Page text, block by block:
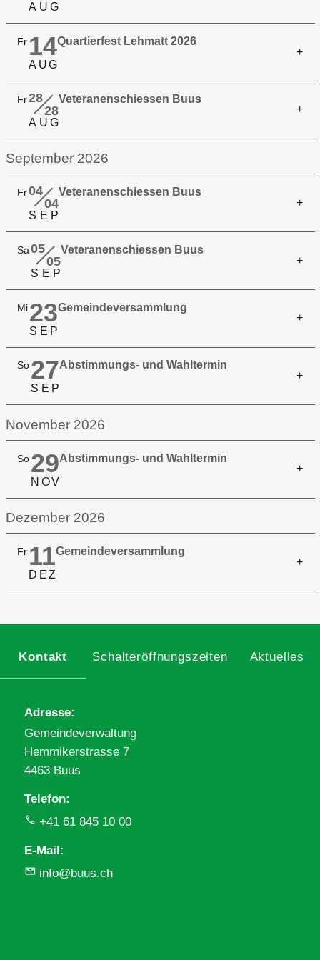
A U G
Fr 14
A UG
Quartierfest Lehmatt 2026
Fr28
28
A U G
Veteranenschiessen Buus
September 2026
Fr04
04
S E P
Veteranenschiessen Buus
Sa 05
05
S E P
Veteranenschiessen Buus
Mi23
S E P
Gemeindeversammlung
So27
S E P
Abstimmungs- und Wahltermin
November 2026
So29
N OV
Abstimmungs- und Wahltermin
Dezember 2026
Fr 11
D EZ
Gemeindeversammlung
Kontakt Schalteröffnungszeiten Aktuelles
Adresse
Gemeindeverwaltung
Hemmikerstrasse 7
4463 Buus
Telefon
+41 61 845 10 00
E-Mail
info@buus.ch